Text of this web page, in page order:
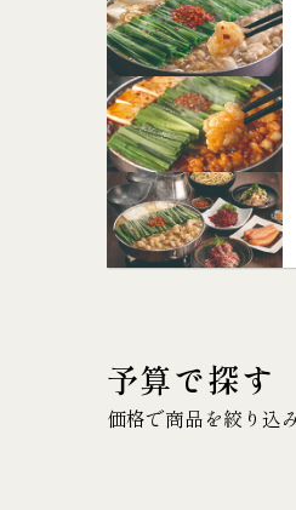
予算で探す
価格で商品を絞り込